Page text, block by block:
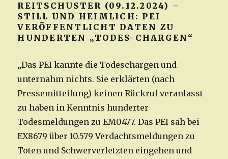
REITSCHUSTER (09.12.2024) –
STILL UND HEIMLICH: PEI
VERÖFFENTLICHT DATEN ZU
HUNDERTEN „TODES-CHARGEN“
„Das PEI kannte die Todeschargen und
unternahm nichts. Sie erklärten (nach
Pressemitteilung) keinen Rückruf veranlasst
zu haben in Kenntnis hunderter
Todesmeldungen zu EM0477. Das PEI sah bei
EX8679 über 10.579 Verdachtsmeldungen zu
Toten und Schwerverletzten eingehen und